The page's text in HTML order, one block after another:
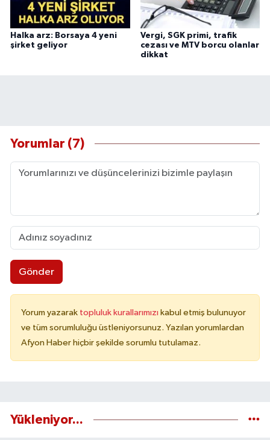
Halka arz: Borsaya 4 yeni
şirket geliyor
Vergi, SGK primi, trafik
cezası ve MTV borcu olanlar
dikkat
Yorumlar (7)
Gönder
Yorum yazarak topluluk kurallarımızı kabul etmiş bulunuyor
ve tüm sorumluluğu üstleniyorsunuz. Yazılan yorumlardan
Afyon Haber hiçbir şekilde sorumlu tutulamaz.
Yükleniyor...